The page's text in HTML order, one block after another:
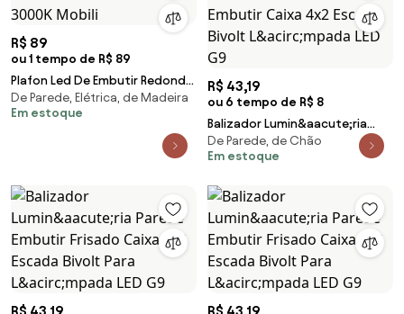
R$ 89
ou 1 tempo de R$ 89
Plafon Led De Embutir Redondo
Preto 1,5W 25 3000K Mobili
De Parede, Elétrica, de Madeira
Em estoque
R$ 43,19
ou 6 tempo de R$ 8
Balizador Lumin&aacute;ria
Parede Embutir Caixa 4x2
Escada Bivolt L&acirc;mpada
De Parede, de Chão
Em estoque
R$ 43,19 R$ 43,19